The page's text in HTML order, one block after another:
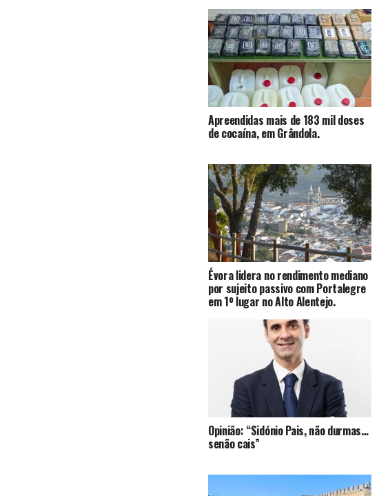
Apreendidas mais de 183 mil doses
de cocaína, em Grândola.
Évora lidera no rendimento mediano
por sujeito passivo com Portalegre
em 1º lugar no Alto Alentejo.
Opinião: “Sidónio Pais, não durmas…
senão cais”